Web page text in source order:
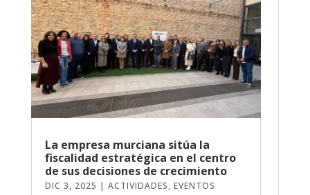
La empresa murciana sitúa la
fiscalidad estratégica en el centro
de sus decisiones de crecimiento
DIC 3, 2025 | ACTIVIDADES, EVENTOS